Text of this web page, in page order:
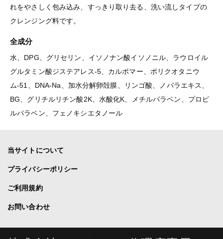
れをやさしく包み込み、すっきり取り去る、洗い流しタイプの
クレンジング料です。
全成分
水、DPG、グリセリン、イソノナン酸イソノニル、ラウロイル
グルタミン酸ジステアレス-5、カルボマー、ポリクオタニウ
ム-51、DNA-Na、加水分解卵殻膜、リンゴ酸、ノバラエキス、
BG、グリチルリチン酸2K、水酸化K、メチルパラベン、プロピ
ルパラベン、フェノキシエタノール
当サイトについて
プライバシーポリシー
ご利用規約
お問い合わせ